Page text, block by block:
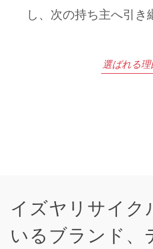
し、次の持ち主へ引き
選ばれる
イズヤリサイク
いるブランド、